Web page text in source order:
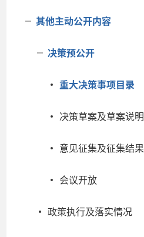
其他主动公开内容
决策预公开
重大决策事项目录
决策草案及草案说明
意见征集及征集结果
会议开放
政策执行及落实情况